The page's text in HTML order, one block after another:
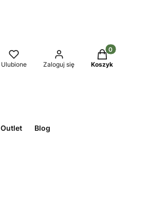
Ulubione Zaloguj się
Produkty w
Koszyk
Outlet Blog